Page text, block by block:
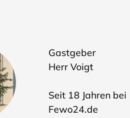
Gastgeber
Herr Voigt
Seit 18 Jahren bei
Fewo24.de